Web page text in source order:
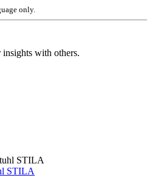
only.
with others.
STILA